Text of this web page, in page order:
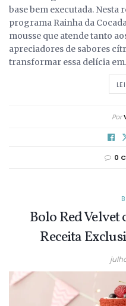
base bem executada. Nesta
programa Rainha da
mousse que atende tanto
apreciadores de sabores
transformar essa delícia
Por
0
Bolo Red Velvet
Receita